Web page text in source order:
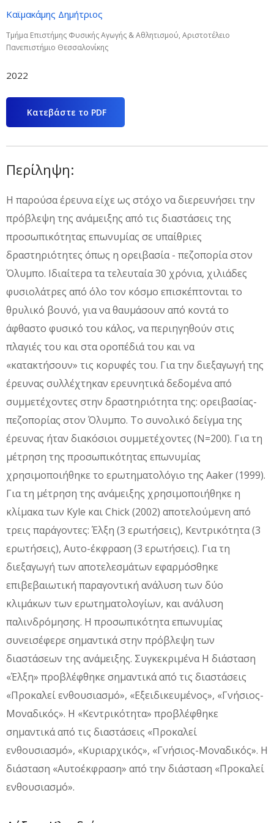
Καϊμακάμης Δημήτριος
Τμήμα Επιστήμης Φυσικής Αγωγής & Αθλητισμού, Αριστοτέλειο
Πανεπιστήμιο Θεσσαλονίκης
2022
Κατεβάστε το PDF
Περίληψη:
Η παρούσα έρευνα είχε ως στόχο να διερευνήσει την
πρόβλεψη της ανάμειξης από τις διαστάσεις της
προσωπικότητας επωνυμίας σε υπαίθριες
δραστηριότητες όπως η ορειβασία - πεζοπορία στον
Όλυμπο. Ιδιαίτερα τα τελευταία 30 χρόνια, χιλιάδες
φυσιολάτρες από όλο τον κόσμο επισκέπτονται το
θρυλικό βουνό, για να θαυμάσουν από κοντά το
άφθαστο φυσικό του κάλος, να περιηγηθούν στις
πλαγιές του και στα οροπέδιά του και να
«κατακτήσουν» τις κορυφές του. Για την διεξαγωγή της
έρευνας συλλέχτηκαν ερευνητικά δεδομένα από
συμμετέχοντες στην δραστηριότητα της: ορειβασίας-
πεζοπορίας στον Όλυμπο. Το συνολικό δείγμα της
έρευνας ήταν διακόσιοι συμμετέχοντες (Ν=200). Για τη
μέτρηση της προσωπικότητας επωνυμίας
χρησιμοποιήθηκε το ερωτηματολόγιο της Aaker (1999).
Για τη μέτρηση της ανάμειξης χρησιμοποιήθηκε η
κλίμακα των Kyle και Chick (2002) αποτελούμενη από
τρεις παράγοντες: Έλξη (3 ερωτήσεις), Κεντρικότητα (3
ερωτήσεις), Αυτο-έκφραση (3 ερωτήσεις). Για τη
διεξαγωγή των αποτελεσμάτων εφαρμόσθηκε
επιβεβαιωτική παραγοντική ανάλυση των δύο
κλιμάκων των ερωτηματολογίων, και ανάλυση
παλινδρόμησης. Η προσωπικότητα επωνυμίας
συνεισέφερε σημαντικά στην πρόβλεψη των
διαστάσεων της ανάμειξης. Συγκεκριμένα Η διάσταση
«Έλξη» προβλέφθηκε σημαντικά από τις διαστάσεις
«Προκαλεί ενθουσιασμό», «Εξειδικευμένος», «Γνήσιος-
Μοναδικός». Η «Κεντρικότητα» προβλέφθηκε
σημαντικά από τις διαστάσεις «Προκαλεί
ενθουσιασμό», «Κυριαρχικός», «Γνήσιος-Μοναδικός». Η
διάσταση «Αυτοέκφραση» από την διάσταση «Προκαλεί
ενθουσιασμό».